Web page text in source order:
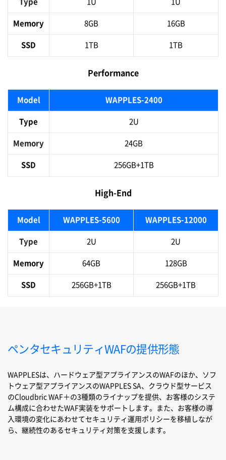
Type 1U 1U
Memory 8GB 16GB
SSD 1TB 1TB
Performance
Model WAPPLES-2400
Type 2U
Memory 24GB
SSD 256GB+1TB
High-End
Model WAPPLES-5600 WAPPLES-12000
Type 2U 2U
Memory 64GB 128GB
SSD 256GB+1TB 256GB+1TB
ペンタセキュリティWAFの提供形態
WAPPLESは、ハードウェア型アプライアンスのWAFのほか、ソフ
トウェア型アプライアンスのWAPPLES SA、クラウド型サービス
のCloudbric WAF＋の3種類のライナップを提供、お客様のシステ
ム構成に合わせたWAF実装をサポートします。また、 お客様の導
入環境の変化にあわせてセキュリティ運用ポリシーを移植しなが
ら、継続性のあるセキュリティ対策を支援します。